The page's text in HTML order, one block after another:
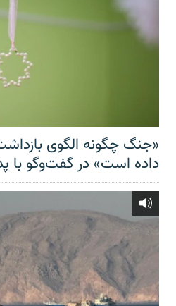
«جنگ چگونه الگوی بازداشت
داده است» در گفت‌وگو با